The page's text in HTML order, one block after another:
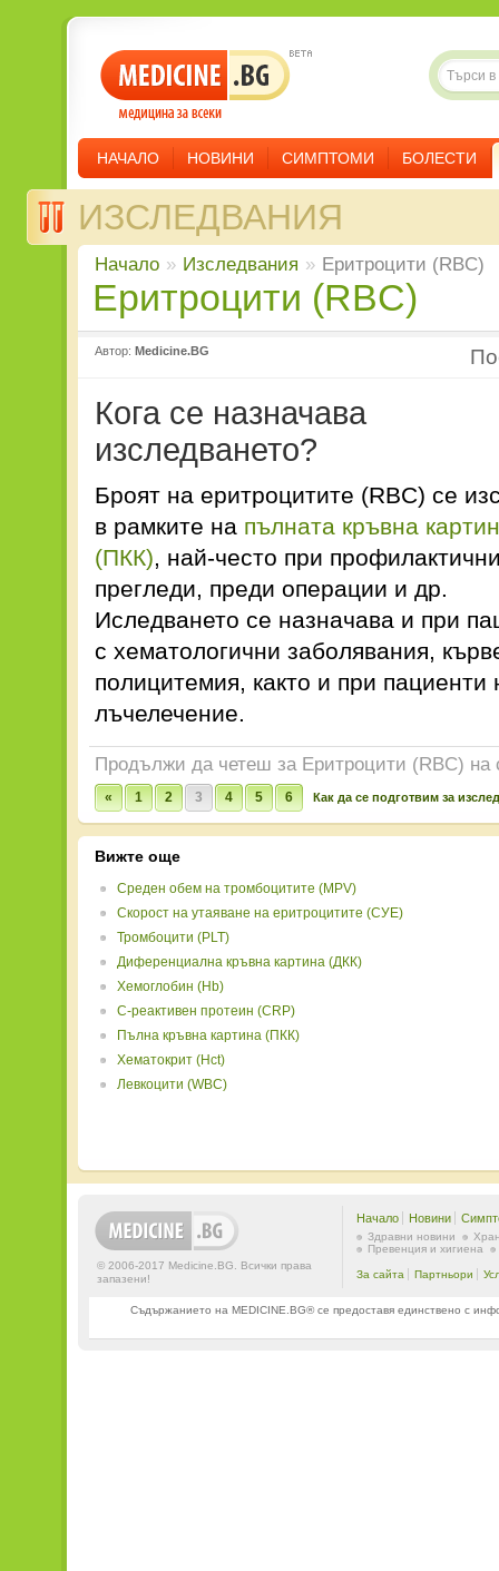
НАЧАЛО НОВИНИ СИМПТОМИ БОЛЕСТИ
ИЗСЛЕДВАНИЯ
Начало » Изследвания » Еритроцити (RBC)
Еритроцити (RBC)
Автор: Medicine.BG
Кога се назначава
изследването?
Броят на еритроцитите (RBC) се
в рамките на пълната кръвна
(ПКК), най-често при
прегледи, преди операции и др.
Иследването се назначава и при
с хематологични заболявания,
полицитемия, както и при
лъчелечение.
Продължи да четеш за Еритроцити (RBC) на
« 1 2 3 4 5 6 Как да се подготвим за
Вижте още
Среден обем на тромбоцитите (MPV)
Скорост на утаяване на еритроцитите (СУЕ)
Тромбоцити (PLT)
Диференциална кръвна картина (ДКК)
Хемоглобин (Hb)
C-реактивен протеин (CRP)
Пълна кръвна картина (ПКК)
Хематокрит (Hct)
Левкоцити (WBC)
© 2006-2017 Medicine.BG. Всички права
запазени!
Начало Новини
Здравни новини
Превенция и хигиена
За сайта Партньори
Съдържанието на MEDICINE.BG® се предоставя единствено с